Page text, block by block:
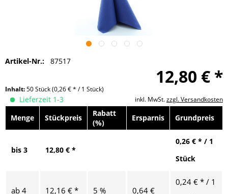
Artikel-Nr.: 87517
12,80 € *
Inhalt:50 Stück(0,26 € * / 1 Stück)
inkl. MwSt.zzgl. Versandkosten
Lieferzeit 1-3
Menge
Stückpreis
Rabatt
(%)
Ersparnis Grundpreis
bis 3 12,80 € *
0,26 € * / 1
Stück
ab 4 12,16 € * 5 % 0,64 €
0,24 € * / 1